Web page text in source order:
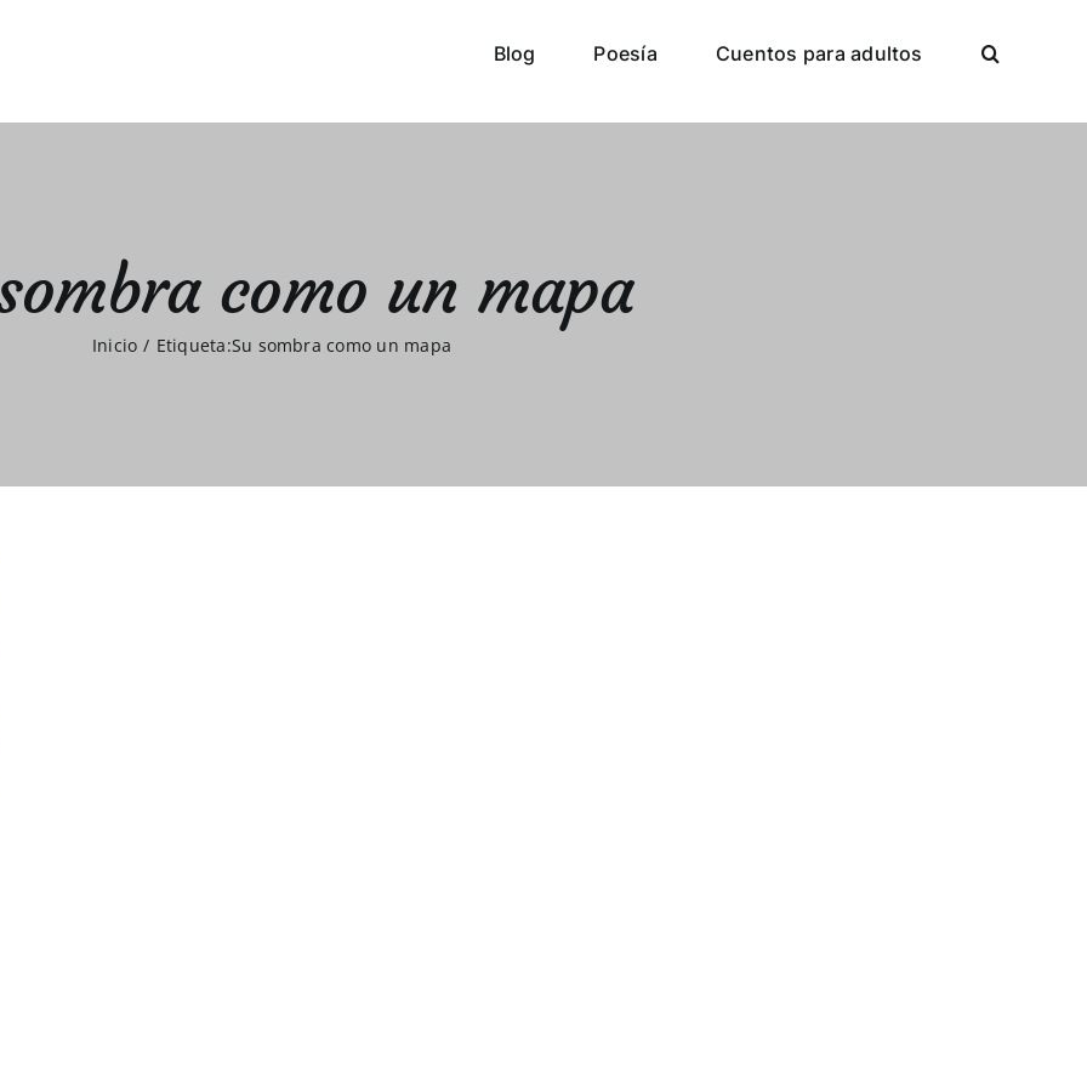
Blog Poesía Cuentos para adultos
como un mapa
Inicio Etiqueta:Su sombra como un mapa